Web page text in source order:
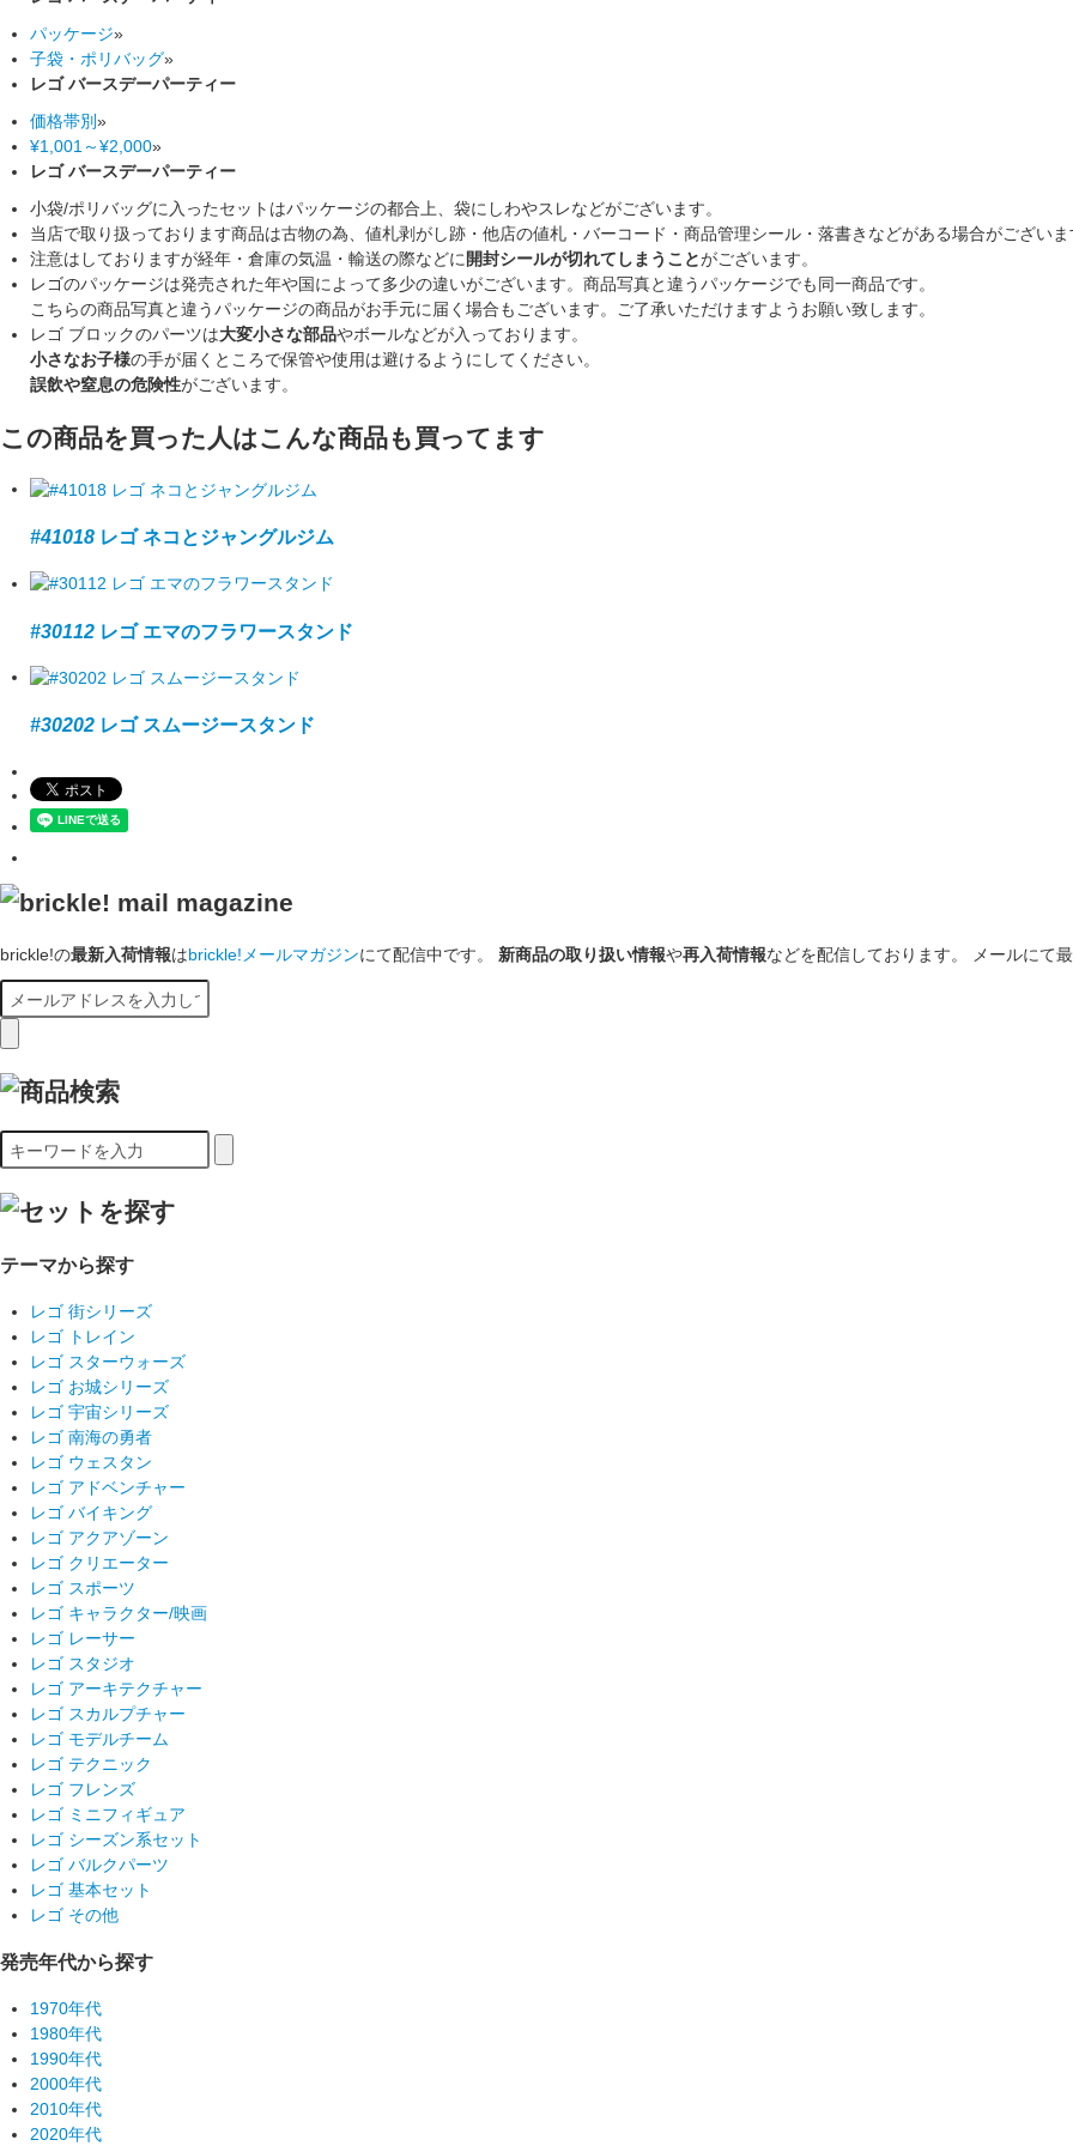
パッケージ»
子袋・ポリバッグ»
レゴ バースデーパーティー
価格帯別»
¥1,001～¥2,000»
レゴ バースデーパーティー
小袋/ポリバッグに入ったセットはパッケージの都合上、袋にしわやスレなどがございます。
当店で取り扱っております商品は古物の為、値札剥がし跡・他店の値札・バーコード・商品管理シール・落書きなどがある場合がございま
注意はしておりますが経年・倉庫の気温・輸送の際などに開封シールが切れてしまうことがございます。
レゴのパッケージは発売された年や国によって多少の違いがございます。商品写真と違うパッケージでも同一商品です。
こちらの商品写真と違うパッケージの商品がお手元に届く場合もございます。ご了承いただけますようお願い致します。
レゴ ブロックのパーツは大変小さな部品やボールなどが入っております。
小さなお子様の手が届くところで保管や使用は避けるようにしてください。
誤飲や窒息の危険性がございます。
この商品を買った人はこんな商品も買ってます
#41018 レゴ ネコとジャングルジム
#30112 レゴ エマのフラワースタンド
#30202 レゴ スムージースタンド
brickle!の最新入荷情報はbrickle!メールマガジンにて配信中です。 新商品の取り扱い情報や再入荷情報などを配信しております。 メールにて
テーマから探す
レゴ 街シリーズ
レゴ トレイン
レゴ スターウォーズ
レゴ お城シリーズ
レゴ 宇宙シリーズ
レゴ 南海の勇者
レゴ ウェスタン
レゴ アドベンチャー
レゴ バイキング
レゴ アクアゾーン
レゴ クリエーター
レゴ スポーツ
レゴ キャラクター/映画
レゴ レーサー
レゴ スタジオ
レゴ アーキテクチャー
レゴ スカルプチャー
レゴ モデルチーム
レゴ テクニック
レゴ フレンズ
レゴ ミニフィギュア
レゴ シーズン系セット
レゴ バルクパーツ
レゴ 基本セット
レゴ その他
発売年代から探す
1970年代
1980年代
1990年代
2000年代
2010年代
2020年代